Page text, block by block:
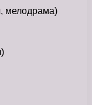
мелодрама)